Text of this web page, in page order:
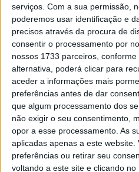
serviços. Com a sua permissão,
poderemos usar identificação e
precisos através da procura de
consentir o processamento por
nossos 1733 parceiros,
alternativa, poderá clicar para
aceder a informações mais
preferências antes de dar
que algum processamento dos
não exigir o seu consentimento,
opor a esse processamento. As
aplicadas apenas a este website.
preferências ou retirar seu
voltando a este site e clicando
Mangualde é um concelho
65 ou mais anos e o
preocupação para o Município.
Esta e outras notícias para
FM ou em
www.968.fm
Pub
TAGS Eguard GNR